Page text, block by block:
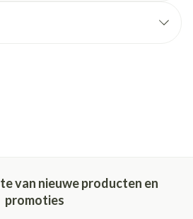
van nieuwe producten en
promoties